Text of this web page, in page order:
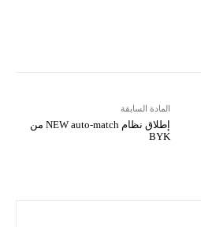
المادة السابقة
إطلاق نظام NEW auto-match من
BYK